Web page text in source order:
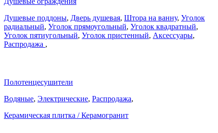
Душевые поддоны, Дверь душевая, Штора на ванну, Уголок
радиальный, Уголок прямоугольный, Уголок квадратный,
Уголок пятиугольный, Уголок пристенный, Аксессуары,
Распродажа ,
Полотенцесушители
Водяные, Электрические, Распродажа,
Керамическая плитка / Керамогранит